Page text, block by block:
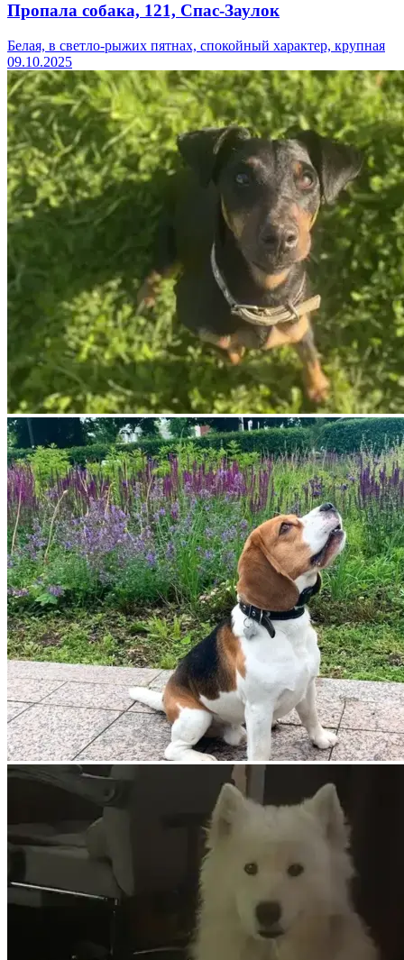
Пропала собака, 121, Спас-Заулок
Белая, в светло-рыжих пятнах, спокойный характер, крупная
09.10.2025